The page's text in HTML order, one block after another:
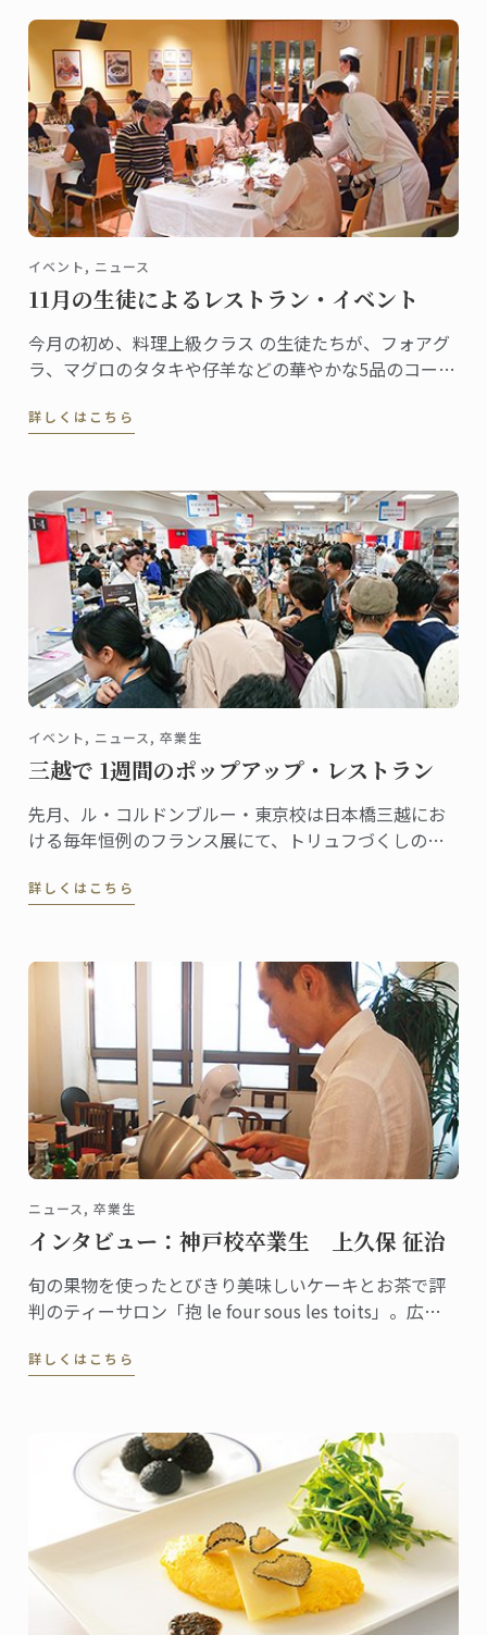
イベント, ニュース
11月の生徒によるレストラン・イベント
今月の初め、料理上級クラス の生徒たちが、フォアグ
ラ、マグロのタタキや仔羊などの華やかな5品のコース
ントを開催しました。これまでLCBで6ヶ月弱をかけて
詳しくはこちら
イベント, ニュース, 卒業生
三越で 1週間のポップアップ・レストラン
先月、ル・コルドンブルー・東京校は日本橋三越にお
ける毎年恒例のフランス展にて、トリュフづくしのメ
のシーズンをスタートさせました。
詳しくはこちら
ニュース, 卒業生
インタビュー：神戸校卒業生 上久保 征治
旬の果物を使ったとびきり美味しいケーキとお茶で評
判のティーサロン「抱 le four sous les toits」。広島
ードも人気で、遠方からもファンが足を運ぶ人気店で
詳しくはこちら